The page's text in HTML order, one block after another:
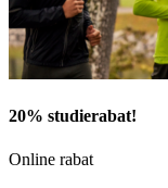
20% studierabat!
Online rabat